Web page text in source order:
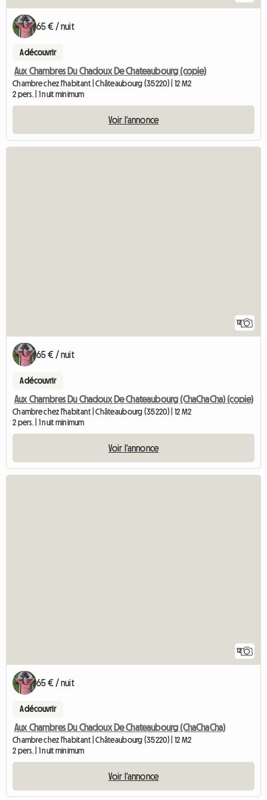
65 € / nuit
A découvrir
Aux Chambres Du Chadoux De Chateaubourg (copie)
Chambre chez l'habitant | Châteaubourg (35220) | 12 M2
2 pers. | 1 nuit minimum
Voir l'annonce
12
65 € / nuit
A découvrir
Aux Chambres Du Chadoux De Chateaubourg (ChaChaCha) (copie)
Chambre chez l'habitant | Châteaubourg (35220) | 12 M2
2 pers. | 1 nuit minimum
Voir l'annonce
12
65 € / nuit
A découvrir
Aux Chambres Du Chadoux De Chateaubourg (ChaChaCha)
Chambre chez l'habitant | Châteaubourg (35220) | 12 M2
2 pers. | 1 nuit minimum
Voir l'annonce